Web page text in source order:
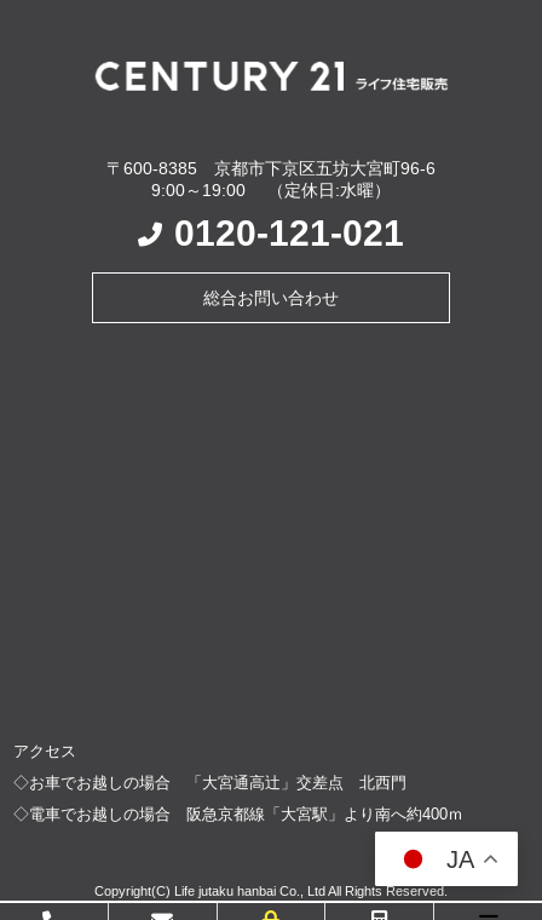
〒600-8385 京都市下京区五坊大宮町96-6
9:00～19:00 （定休日:水曜）
0120-121-021
総合お問い合わせ
アクセス
◇お車でお越しの場合 「大宮通高辻」交差点 北西門
◇電車でお越しの場合 阪急京都線「大宮駅」より南へ約400ｍ
Copyright(C) Life jutaku hanbai Co., Ltd All Rights Reserved.
JA